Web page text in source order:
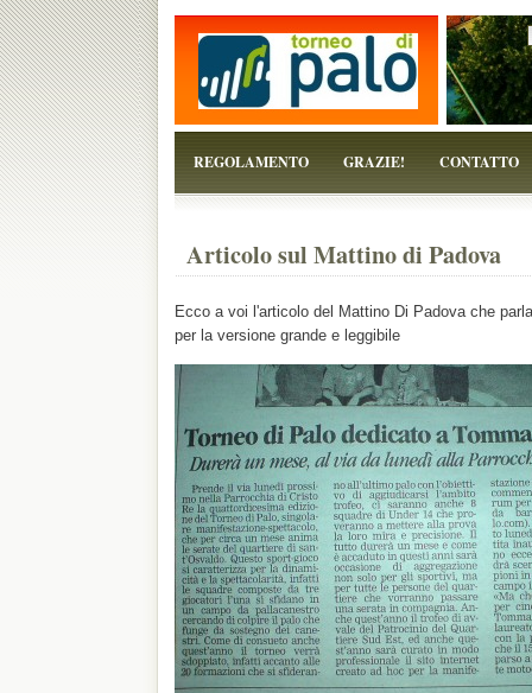
REGOLAMENTO GRAZIE! CONTATTO
Articolo sul Mattino di Padova
Ecco a voi l'articolo del Mattino Di Padova che
per la versione grande e leggibile